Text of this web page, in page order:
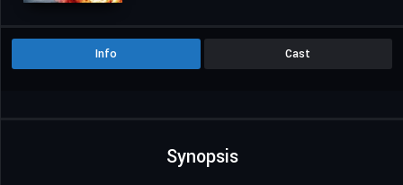
Info Cast
Synopsis